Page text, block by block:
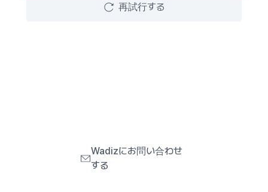
再試行する
Wadizにお問い合わせ
する